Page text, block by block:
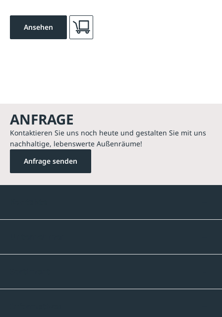
Ansehen
ANFRAGE
Kontaktieren Sie uns noch heute und gestalten Sie mit uns
nachhaltige, lebenswerte Außenräume!
Anfrage senden